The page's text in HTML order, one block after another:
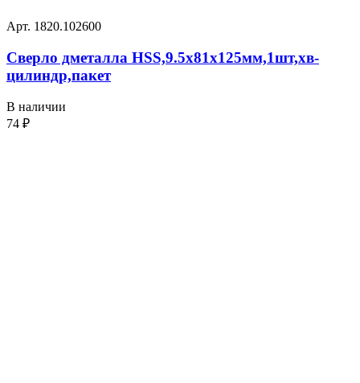
Арт. 1820.102600
Сверло дметалла HSS,9.5х81х125мм,1шт,хв-
цилиндр,пакет
В наличии
74 ₽